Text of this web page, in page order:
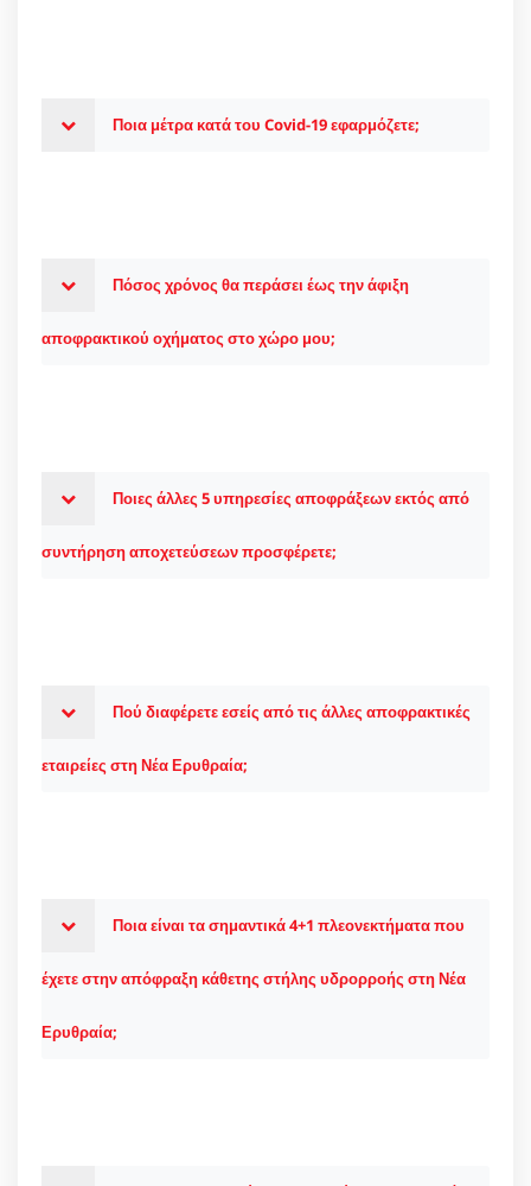
Ποια μέτρα κατά του Covid-19 εφαρμόζετε;
Πόσος χρόνος θα περάσει έως την άφιξη
αποφρακτικού οχήματος στο χώρο μου;
Ποιες άλλες 5 υπηρεσίες αποφράξεων εκτός από
συντήρηση αποχετεύσεων προσφέρετε;
Πού διαφέρετε εσείς από τις άλλες αποφρακτικές
εταιρείες στη Νέα Ερυθραία;
Ποια είναι τα σημαντικά 4+1 πλεονεκτήματα που
έχετε στην απόφραξη κάθετης στήλης υδρορροής στη Νέα
Ερυθραία;